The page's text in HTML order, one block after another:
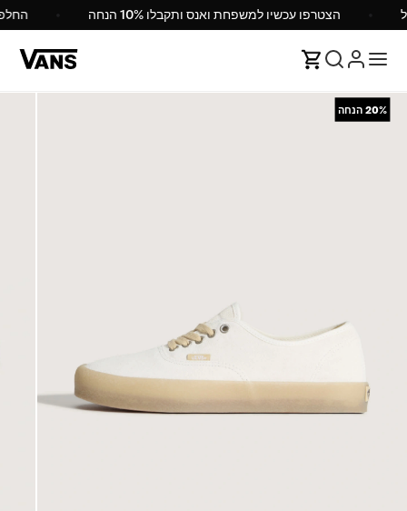
הצטרפו עכשיו למשפחת ואנס ותקבלו 10% הנחה
20% הנחה